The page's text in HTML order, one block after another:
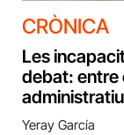
CRÒNICA
Les
debat: entre
administratiu
Yeray García